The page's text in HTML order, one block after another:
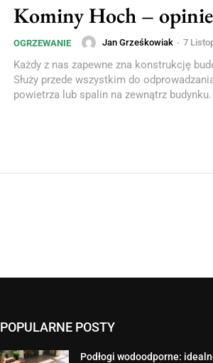
Kominy Hoch – opinie
OGRZEWANIE Jan Grześkowiak - 7
Każdy z nas zapewne zna konstrukcję
Służy przede wszystkim do
powietrza lub spalin na zewnątrz
POPULARNE POSTY
Podłogi wodoodporne: